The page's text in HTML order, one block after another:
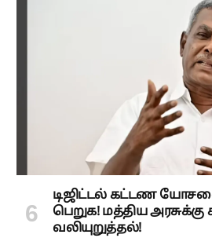
டிஜிட்டல் கட்டண
பெறுக! மத்திய அரசுக்கு
வலியுறுத்தல்!